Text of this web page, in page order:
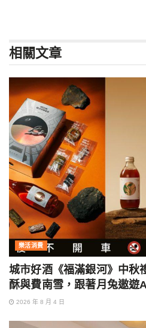
相關文章
樂活消費
城市好酒《福滿銀河》中秋
酥與費南雪，跟著月兔遨遊
2026 年 8 月 4 日